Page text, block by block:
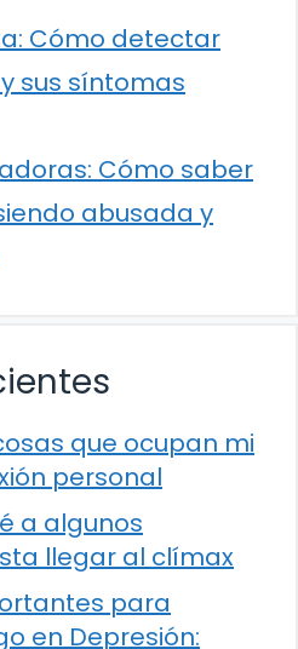
Cómo detectar
sus síntomas
Cómo saber
abusada y
que ocupan mi
personal
a algunos
llegar al clímax
para
en Depresión: